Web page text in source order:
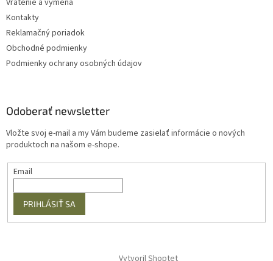
Vrátenie a výmena
Kontakty
Reklamačný poriadok
Obchodné podmienky
Podmienky ochrany osobných údajov
Odoberať newsletter
Vložte svoj e-mail a my Vám budeme zasielať informácie o nových
produktoch na našom e-shope.
Email
PRIHLÁSIŤ SA
Vytvoril Shoptet